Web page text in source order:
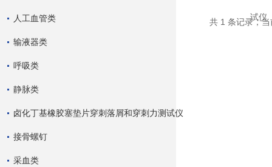
人工血管类
输液器类
呼吸类
静脉类
卤化丁基橡胶塞垫片穿刺落屑和穿刺力测试仪
接骨螺钉
采血类
共 1 条记录，